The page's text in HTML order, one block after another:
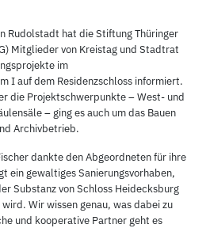
Rudolstadt hat die Stiftung Thüringer
Mitglieder von Kreistag und Stadtrat
im
I auf dem Residenzschloss informiert.
die Projektschwerpunkte – West- und
– ging es auch um das Bauen
Archivbetrieb.
dankte den Abgeordneten für ihre
ein gewaltiges Sanierungsvorhaben,
Substanz von Schloss Heidecksburg
Wir wissen genau, was dabei zu
und kooperative Partner geht es